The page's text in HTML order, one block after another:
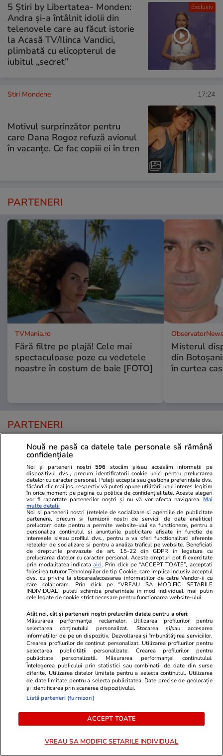
Exclusiv
5 Știri by Libertatea- Monden:
Andra și-a întâlnit idolii din
telenovele care au făcut istorie
la Acasă TV/Ilinca Vandici,
plimbată cu elicopterul de
iubitul „secret”
Stiri Mondene 17:24
Motivul surprinzător pentru
care Dana Rogoz refuză avionul
în vacanțe. Ce fac copiii ei în tren
PARTENERI
TVMania.ro
Fără filtre pe plajă! Cele mai
spectaculoase poze cu vedetele
noastre în costum de baie [FOTO]
Misterul
din
în curtea
PARTENERI
GSP.ro
Legendarul portar Dida a șocat la
înmormântarea lui Franco Baresi »
Detaliul care a atras atenția
GSP.ro
A treia oară
campion
modelul
de vârstă e
Nouă ne pasă ca datele tale personale să rămână
confidențiale
Noi și partenerii noștri 596 stocăm și/sau accesăm informații pe
dispozitivul dvs., precum identificatorii cookie unici pentru prelucrarea
datelor cu caracter personal. Puteți accepta sau gestiona preferințele dvs.
făcând clic mai jos, respectiv vă puteți opune utilizării unui interes legitim
în orice moment pe pagina cu politica de confidențialitate. Aceste alegeri
vor fi raportate partenerilor noștri și nu vă vor afecta navigarea. Mai
multe detalii
Noi si partenerii nostri (retelele de socializare si agentiile de publicitate
partenere, precum si furnizorii nostri de servicii de date analitice)
prelucram date pentru a permite website-ului sa functioneze, pentru a
personaliza continutul si anunturile publicitare afisate in functie de
interesele si/sau profilul dvs., pentru a va oferi functionalitati aferente
retelelor de socializare si pentru a analiza traficul pe website. Beneficiati
de drepturile prevazute de art. 15-22 din GDPR in legatura cu
prelucrarea datelor cu caracter personal. Aceste drepturi pot fi exercitate
prin modalitatea indicataaici. Prin click pe “ACCEPT TOATE”, acceptati
folosirea tuturor Tehnologiilor de tip Cookie, care implica inclusiv acceptul
dvs. cu privire la stocarea/accesarea informatiilor de catre Vendor-ii cu
care colaboram. Prin click pe “VREAU SA MODIFIC SETARILE
INDIVIDUAL” puteti schimba preferintele in mod individual, mai putin
cele legate de cookie strict necesare pentru functionarea website-ului.
Atât noi, cât și partenerii noștri prelucrăm datele pentru a oferi:
Măsurarea performanței reclamelor. Utilizarea profilurilor pentru
selectarea conținutului personalizat. Stocarea și/sau accesarea
informațiilor de pe un dispozitiv. Dezvoltarea și îmbunătățirea serviciilor.
Crearea profilurilor de conținut personalizat. Utilizarea profilurilor pentru
selectarea publicității personalizate. Crearea profilurilor pentru
publicitate personalizată. Măsurarea performanței conținutului.
Înțelegerea publicului prin statistici sau combinații de date din surse
diferite. Utilizarea datelor limitate pentru a selecta conținutul. Utilizarea
de date limitate pentru a selecta publicitatea. Date precise de geolocație
și identificarea prin scanarea dispozitivului.
Listă parteneri (furnizori)
ACCEPT TOATE
VREAU SA MODIFIC SETARILE INDIVIDUAL